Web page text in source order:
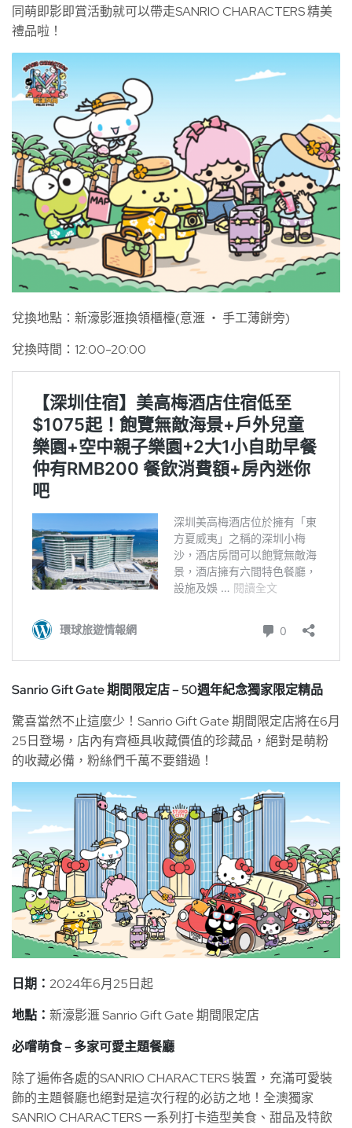
同萌即影即賞活動就可以帶走SANRIO CHARACTERS 精美
禮品啦！
兌換地點：新濠影滙換領櫃檯(意滙 ‧ 手工薄餅旁)
兌換時間：12:00-20:00
Sanrio Gift Gate 期間限定店 – 50週年紀念獨家限定精品
驚喜當然不止這麼少！Sanrio Gift Gate 期間限定店將在6月
25日登場，店內有齊極具收藏價值的珍藏品，絕對是萌粉
的收藏必備，粉絲們千萬不要錯過！
日期： 2024年6月25日起
地點： 新濠影滙 Sanrio Gift Gate 期間限定店
必嚐萌食 – 多家可愛主題餐廳
除了遍佈各處的SANRIO CHARACTERS 裝置，充滿可愛裝
飾的主題餐廳也絕對是這次行程的必訪之地！全澳獨家
SANRIO CHARACTERS 一系列打卡造型美食、甜品及特飲